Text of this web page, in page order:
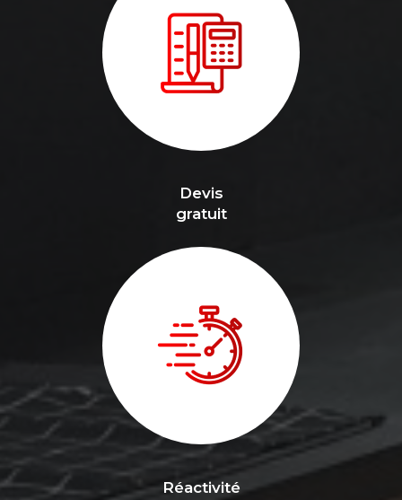
Devis
gratuit
Réactivité